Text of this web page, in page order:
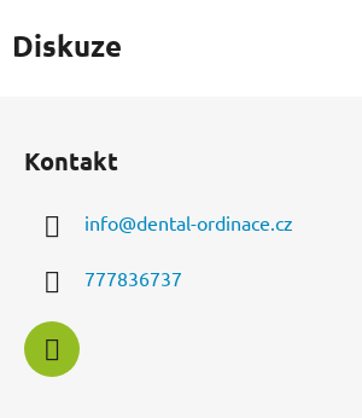
Diskuze
Kontakt
info@dental-ordinace.cz
777836737